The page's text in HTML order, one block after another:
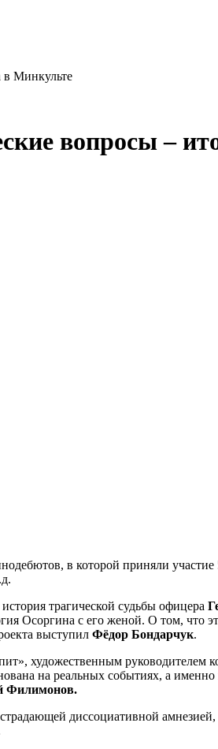
в Минкульте
вопросы –
в которой приняли
трагической судьбы офицера
Осоргина с его женой. О том, что
выступил Фёдор Бондарчук.
художественным руководителем
на реальных событиях, а
Филимонов.
диссоциативной амнезией,